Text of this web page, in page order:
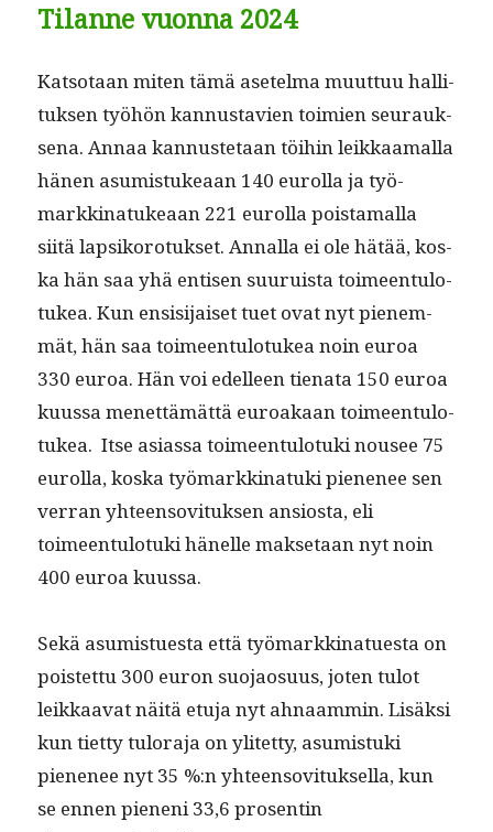
Tilanne vuonna 2024
Kat­so­taan miten tämä asetel­ma muut­tuu hal­li­
tuk­sen työhön kan­nus­tavien toimien seu­rauk­
se­na. Annaa kan­nuste­taan töi­hin leikkaa­mal­la
hänen asum­is­tukeaan 140 eurol­la ja työ­
markki­natukeaan 221 eurol­la pois­ta­mal­la
siitä lap­siko­ro­tuk­set. Annal­la ei ole hätää, kos­
ka hän saa yhä entisen suu­ruista toimeen­tu­lo­
tukea. Kun ensisi­jaiset tuet ovat nyt pienem­
mät, hän saa toimeen­tu­lo­tukea noin euroa
330 euroa. Hän voi edelleen tien­ata 150 euroa
kuus­sa menet­tämät­tä euroakaan toimeen­tu­lo­
tukea. Itse asi­as­sa toimeen­tu­lo­tu­ki nousee 75
eurol­la, kos­ka työ­markki­natu­ki piene­nee sen
ver­ran yhteenso­vi­tuk­sen ansios­ta, eli
toimeen­tu­lo­tu­ki hänelle mak­se­taan nyt noin
400 euroa kuussa.
Sekä asum­istues­ta että työ­markki­nat­ues­ta on
pois­tet­tu 300 euron suo­jao­su­us, joten tulot
leikkaa­vat näitä etu­ja nyt ahnaam­min. Lisäk­si
kun tiet­ty tulo­ra­ja on ylitet­ty, asum­is­tu­ki
piene­nee nyt 35 %:n yhteenso­vi­tuk­sel­la, kun
se ennen pieneni 33,6 pros­entin